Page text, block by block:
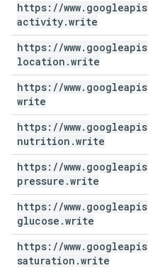
https: //www. googleapis
activity.write
https: //www. googleapis
location .write
https: //www. googleapis
write
https: //www. googleapis
nutrition .write
https: //www. googleapis
pressure .write
https: //www. googleapis
glucose .write
https: //www. googleapis
saturation .write